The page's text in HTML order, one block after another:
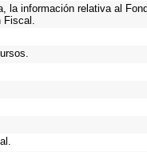
información relativa al
Fiscal.